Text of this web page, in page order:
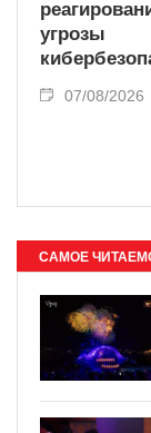
угрозы
07/08/2026
САМОЕ